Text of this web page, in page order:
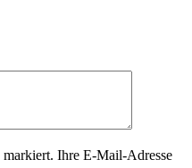
markiert. Ihre E-Mail-Adresse